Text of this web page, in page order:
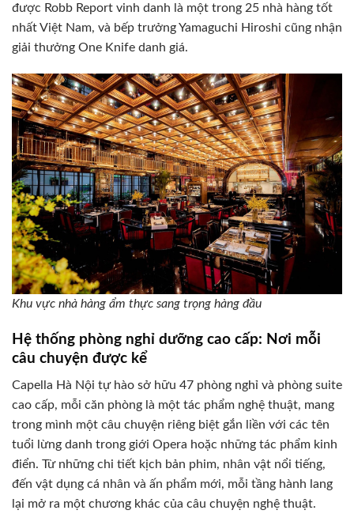
được Robb Report vinh danh là một trong 25 nhà hàng tốt
nhất Việt Nam, và bếp trưởng Yamaguchi Hiroshi cũng nhận
giải thưởng One Knife danh giá.
Khu vực nhà hàng ẩm thực sang trọng hàng đầu
Hệ thống phòng nghỉ dưỡng cao cấp: Nơi mỗi
câu chuyện được kể
Capella Hà Nội tự hào sở hữu 47 phòng nghỉ và phòng suite
cao cấp, mỗi căn phòng là một tác phẩm nghệ thuật, mang
trong mình một câu chuyện riêng biệt gắn liền với các tên
tuổi lừng danh trong giới Opera hoặc những tác phẩm kinh
điển. Từ những chi tiết kịch bản phim, nhân vật nổi tiếng,
đến vật dụng cá nhân và ấn phẩm mới, mỗi tầng hành lang
lại mở ra một chương khác của câu chuyện nghệ thuật.